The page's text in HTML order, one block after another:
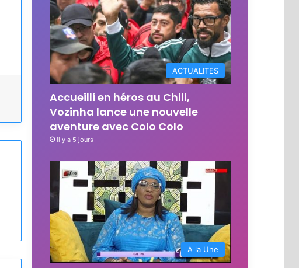
ACTUALITES
Accueilli en héros au Chili,
Vozinha lance une nouvelle
aventure avec Colo Colo
il y a 5 jours
A la Une